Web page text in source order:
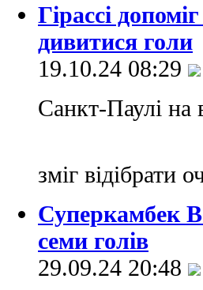
Гірассі
дивитися голи
19.10.24 08:29
Санкт-Паулі на
зміг відібрати
Суперкамбек
семи голів
29.09.24 20:48